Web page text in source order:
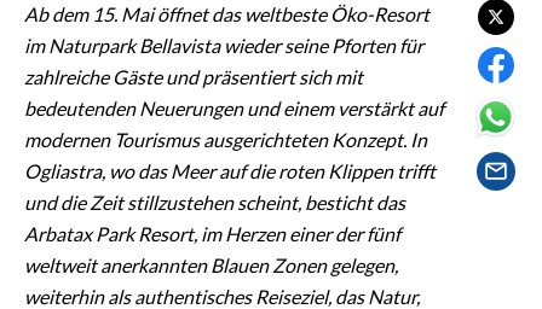
FOTO
VIDEO
INFO AZIENDE
ABBONATI
ANNUNCI
NECROLOGI
Ab dem 15. Mai öffnet das weltbeste Öko-Resort
im Naturpark Bellavista wieder seine Pforten für
zahlreiche Gäste und präsentiert sich mit
bedeutenden Neuerungen und einem verstärkt auf
modernen Tourismus ausgerichteten Konzept. In
Ogliastra, wo das Meer auf die roten Klippen trifft
und die Zeit stillzustehen scheint, besticht das
Arbatax Park Resort, im Herzen einer der fünf
weltweit anerkannten Blauen Zonen gelegen,
weiterhin als authentisches Reiseziel, das Natur,